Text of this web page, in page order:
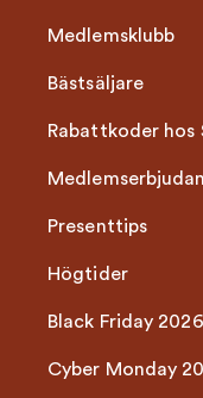
Medlemsklubb
Bästsäljare
Rabattkoder hos
Presenttips
Högtider
Black Friday 2026
Cyber Monday